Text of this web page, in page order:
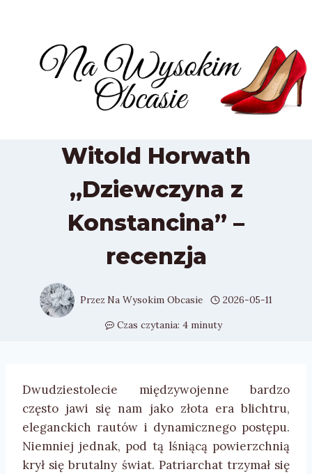
Witold Horwath
„Dziewczyna z
Konstancina” –
recenzja
Przez Na Wysokim Obcasie
2026-05-11
Czas czytania: 4 minuty
Dwudziestolecie międzywojenne bardzo
często jawi się nam jako złota era blichtru,
eleganckich rautów i dynamicznego postępu.
Niemniej jednak, pod tą lśniącą powierzchnią
krył się brutalny świat. Patriarchat trzymał się